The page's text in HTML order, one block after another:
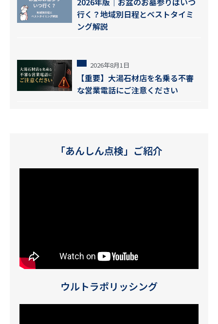
行く？地域別日程とベストタイミ
ング解説
2026年8月1日
【重要】大湯石材店を名乗る不審
な営業電話にご注意ください
「あんしん点検」ご紹介
ウルトラポリッシング